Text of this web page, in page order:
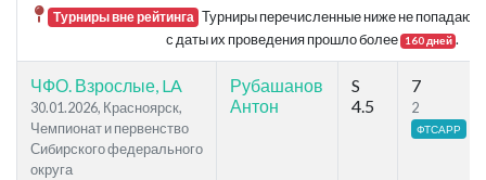
Турниры вне рейтинга Турниры перечисленные ниже не попадают в
с даты их проведения прошло более
160 дней .
ЧФО. Взрослые, LA
30.01.2026, Красноярск,
Чемпионат и первенство
Сибирского федерального
округа
Рубашанов
Антон
S
4.5
7
2
ФТСАРР